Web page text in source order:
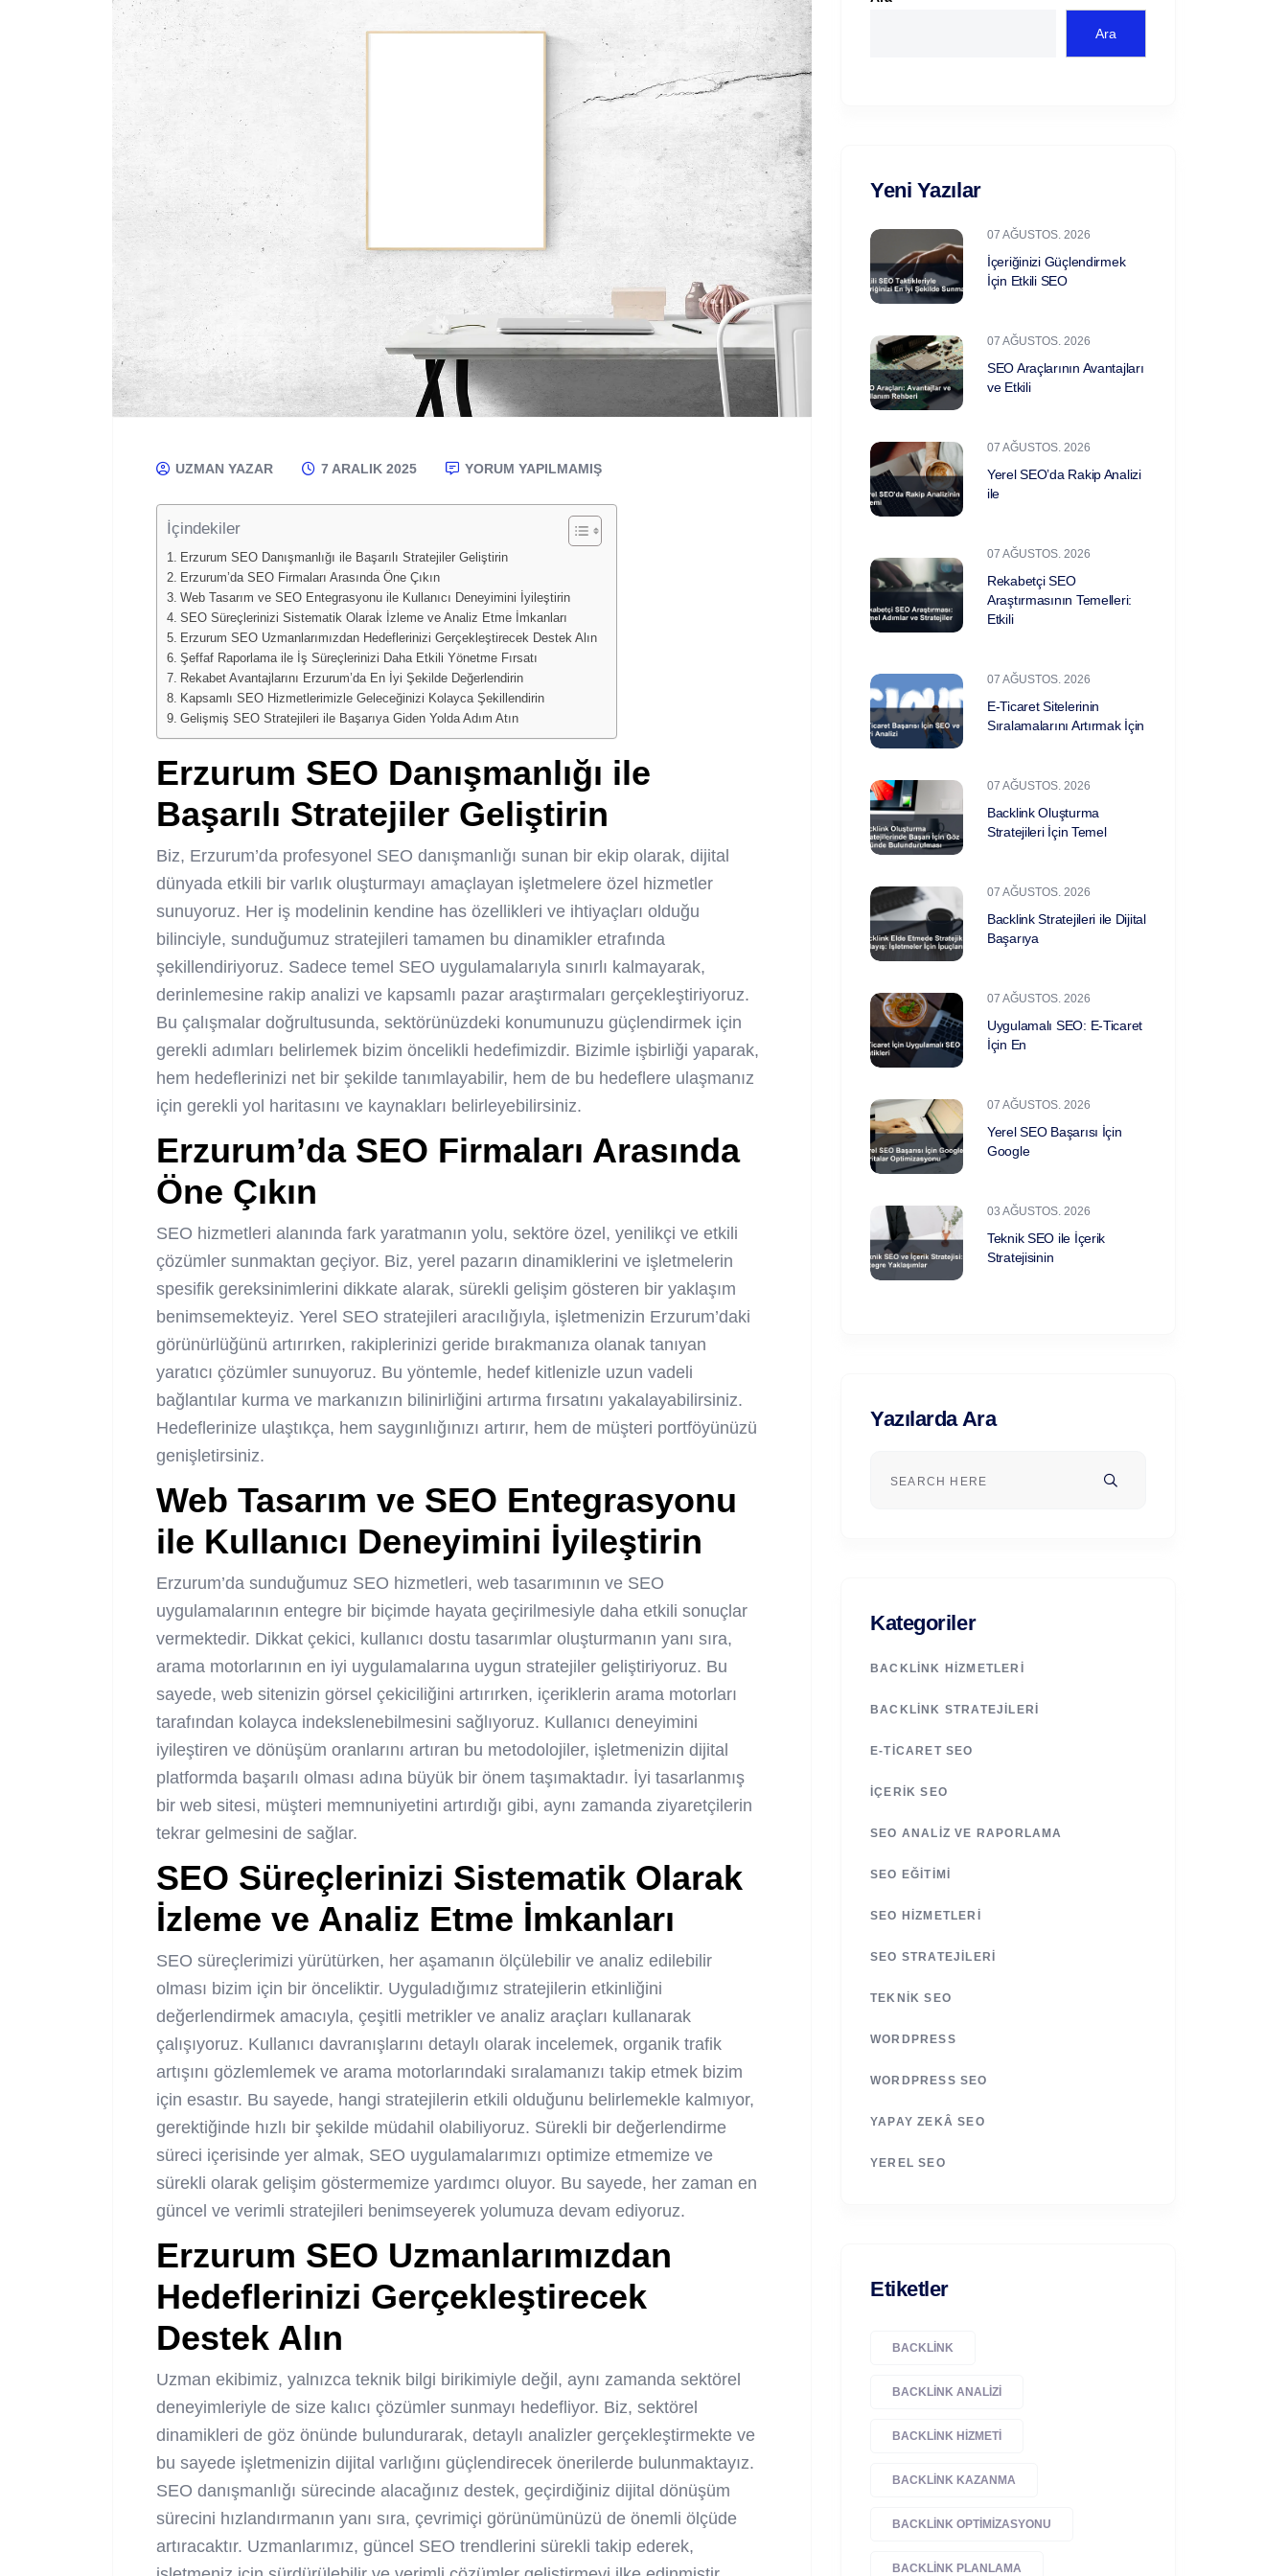
UZMAN YAZAR 7 ARALIK 2025 YORUM YAPILMAMIŞ
İçindekiler
Erzurum SEO Danışmanlığı ile Başarılı Stratejiler Geliştirin
Erzurum’da SEO Firmaları Arasında Öne Çıkın
Web Tasarım ve SEO Entegrasyonu ile Kullanıcı Deneyimini İyileştirin
SEO Süreçlerinizi Sistematik Olarak İzleme ve Analiz Etme İmkanları
Erzurum SEO Uzmanlarımızdan Hedeflerinizi Gerçekleştirecek Destek Alın
Şeffaf Raporlama ile İş Süreçlerinizi Daha Etkili Yönetme Fırsatı
Rekabet Avantajlarını Erzurum’da En İyi Şekilde Değerlendirin
Kapsamlı SEO Hizmetlerimizle Geleceğinizi Kolayca Şekillendirin
Gelişmiş SEO Stratejileri ile Başarıya Giden Yolda Adım Atın
Erzurum SEO Danışmanlığı ile
Başarılı Stratejiler Geliştirin
Biz, Erzurum’da profesyonel SEO danışmanlığı sunan bir ekip olarak, dijital
dünyada etkili bir varlık oluşturmayı amaçlayan işletmelere özel hizmetler
sunuyoruz. Her iş modelinin kendine has özellikleri ve ihtiyaçları olduğu
bilinciyle, sunduğumuz stratejileri tamamen bu dinamikler etrafında
şekillendiriyoruz. Sadece temel SEO uygulamalarıyla sınırlı kalmayarak,
derinlemesine rakip analizi ve kapsamlı pazar araştırmaları gerçekleştiriyoruz.
Bu çalışmalar doğrultusunda, sektörünüzdeki konumunuzu güçlendirmek için
gerekli adımları belirlemek bizim öncelikli hedefimizdir. Bizimle işbirliği yaparak,
hem hedeflerinizi net bir şekilde tanımlayabilir, hem de bu hedeflere ulaşmanız
için gerekli yol haritasını ve kaynakları belirleyebilirsiniz.
Erzurum’da SEO Firmaları Arasında
Öne Çıkın
SEO hizmetleri alanında fark yaratmanın yolu, sektöre özel, yenilikçi ve etkili
çözümler sunmaktan geçiyor. Biz, yerel pazarın dinamiklerini ve işletmelerin
spesifik gereksinimlerini dikkate alarak, sürekli gelişim gösteren bir yaklaşım
benimsemekteyiz. Yerel SEO stratejileri aracılığıyla, işletmenizin Erzurum’daki
görünürlüğünü artırırken, rakiplerinizi geride bırakmanıza olanak tanıyan
yaratıcı çözümler sunuyoruz. Bu yöntemle, hedef kitlenizle uzun vadeli
bağlantılar kurma ve markanızın bilinirliğini artırma fırsatını yakalayabilirsiniz.
Hedeflerinize ulaştıkça, hem saygınlığınızı artırır, hem de müşteri portföyünüzü
genişletirsiniz.
Web Tasarım ve SEO Entegrasyonu
ile Kullanıcı Deneyimini İyileştirin
Erzurum’da sunduğumuz SEO hizmetleri, web tasarımının ve SEO
uygulamalarının entegre bir biçimde hayata geçirilmesiyle daha etkili sonuçlar
vermektedir. Dikkat çekici, kullanıcı dostu tasarımlar oluşturmanın yanı sıra,
arama motorlarının en iyi uygulamalarına uygun stratejiler geliştiriyoruz. Bu
sayede, web sitenizin görsel çekiciliğini artırırken, içeriklerin arama motorları
tarafından kolayca indekslenebilmesini sağlıyoruz. Kullanıcı deneyimini
iyileştiren ve dönüşüm oranlarını artıran bu metodolojiler, işletmenizin dijital
platformda başarılı olması adına büyük bir önem taşımaktadır. İyi tasarlanmış
bir web sitesi, müşteri memnuniyetini artırdığı gibi, aynı zamanda ziyaretçilerin
tekrar gelmesini de sağlar.
SEO Süreçlerinizi Sistematik Olarak
İzleme ve Analiz Etme İmkanları
SEO süreçlerimizi yürütürken, her aşamanın ölçülebilir ve analiz edilebilir
olması bizim için bir önceliktir. Uyguladığımız stratejilerin etkinliğini
değerlendirmek amacıyla, çeşitli metrikler ve analiz araçları kullanarak
çalışıyoruz. Kullanıcı davranışlarını detaylı olarak incelemek, organik trafik
artışını gözlemlemek ve arama motorlarındaki sıralamanızı takip etmek bizim
için esastır. Bu sayede, hangi stratejilerin etkili olduğunu belirlemekle kalmıyor,
gerektiğinde hızlı bir şekilde müdahil olabiliyoruz. Sürekli bir değerlendirme
süreci içerisinde yer almak, SEO uygulamalarımızı optimize etmemize ve
sürekli olarak gelişim göstermemize yardımcı oluyor. Bu sayede, her zaman en
güncel ve verimli stratejileri benimseyerek yolumuza devam ediyoruz.
Erzurum SEO Uzmanlarımızdan
Hedeflerinizi Gerçekleştirecek
Destek Alın
Uzman ekibimiz, yalnızca teknik bilgi birikimiyle değil, aynı zamanda sektörel
deneyimleriyle de size kalıcı çözümler sunmayı hedefliyor. Biz, sektörel
dinamikleri de göz önünde bulundurarak, detaylı analizler gerçekleştirmekte ve
bu sayede işletmenizin dijital varlığını güçlendirecek önerilerde bulunmaktayız.
SEO danışmanlığı sürecinde alacağınız destek, geçirdiğiniz dijital dönüşüm
sürecini hızlandırmanın yanı sıra, çevrimiçi görünümünüzü de önemli ölçüde
artıracaktır. Uzmanlarımız, güncel SEO trendlerini sürekli takip ederek,
Ara
Yeni Yazılar
07 AĞUSTOS. 2026
İçeriğinizi Güçlendirmek
İçin Etkili SEO
07 AĞUSTOS. 2026
SEO Araçlarının Avantajları
ve Etkili
07 AĞUSTOS. 2026
Yerel SEO’da Rakip Analizi
ile
07 AĞUSTOS. 2026
Rekabetçi SEO
Araştırmasının Temelleri:
Etkili
07 AĞUSTOS. 2026
E-Ticaret Sitelerinin
Sıralamalarını Artırmak İçin
07 AĞUSTOS. 2026
Backlink Oluşturma
Stratejileri İçin Temel
07 AĞUSTOS. 2026
Backlink Stratejileri ile Dijital
Başarıya
07 AĞUSTOS. 2026
Uygulamalı SEO: E-Ticaret
İçin En
07 AĞUSTOS. 2026
Yerel SEO Başarısı İçin
Google
03 AĞUSTOS. 2026
Teknik SEO ile İçerik
Stratejisinin
Yazılarda Ara
Kategoriler
BACKLINK HIZMETLERI
BACKLINK STRATEJILERI
E-TICARET SEO
İÇERIK SEO
SEO ANALIZ VE RAPORLAMA
SEO EĞITIMI
SEO HIZMETLERI
SEO STRATEJILERI
TEKNIK SEO
WORDPRESS
WORDPRESS SEO
YAPAY ZEKÂ SEO
YEREL SEO
Etiketler
BACKLINK
BACKLINK ANALIZI
BACKLINK HIZMETI
BACKLINK KAZANMA
BACKLINK OPTIMIZASYONU
BACKLINK PLANLAMA